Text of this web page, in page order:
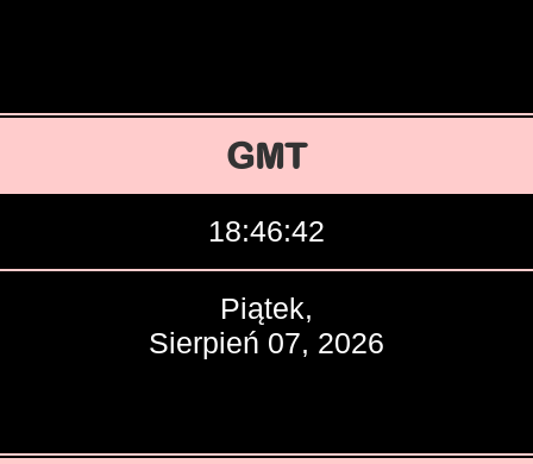
GMT
18:46:43
Piątek,
Sierpień 07, 2026